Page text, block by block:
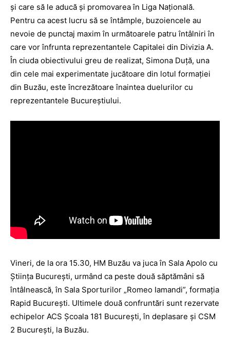
și care să le aducă şi promovarea în Liga Naţională.
Pentru ca acest lucru să se întâmple, buzoiencele au
nevoie de punctaj maxim în următoarele patru întâlniri în
care vor înfrunta reprezentantele Capitalei din Divizia A.
În ciuda obiectivului greu de realizat, Simona Duţă, una
din cele mai experimentate jucătoare din lotul formaţiei
din Buzău, este încrezătoare înaintea duelurilor cu
reprezentantele Bucureştiului.
Vineri, de la ora 15.30, HM Buzău va juca în Sala Apolo cu
Ştiinţa Bucureşti, urmând ca peste două săptămâni să
întâlnească, în Sala Sporturilor „Romeo Iamandi”, formaţia
Rapid Bucureşti. Ultimele două confruntări sunt rezervate
echipelor ACS Şcoala 181 Bucureşti, în deplasare şi CSM
2 Bucureşti, la Buzău.